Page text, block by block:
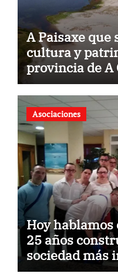
A Paisaxe que
cultura y
provincia de A
su
Asociaciones
Hoy hablamos
25 años
sociedad más
personas con